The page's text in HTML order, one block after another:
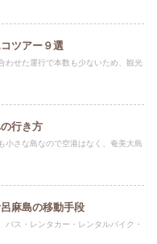
ツアー９選
わせた運行で本数も少ないため、観光
行き方
小さな島なので空港はなく、奄美大島
麻島の移動手段
ス・レンタカー・レンタルバイク・